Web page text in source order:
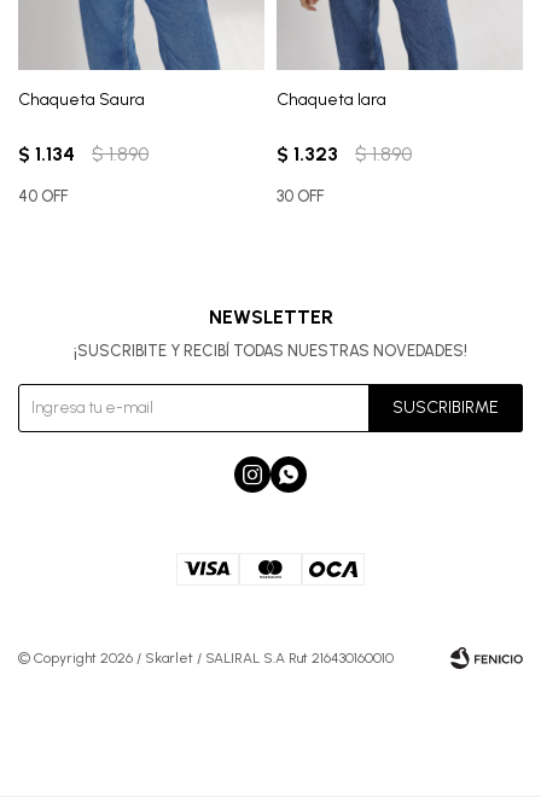
Chaqueta Saura
$ 1.134 $ 1.890
40 OFF
Chaqueta Iara
$ 1.323 $ 1.890
30 OFF
NEWSLETTER
¡SUSCRIBITE Y RECIBÍ TODAS NUESTRAS NOVEDADES!
SUSCRIBIRME
 
© Copyright 2026 / Skarlet / SALIRAL S.A Rut 216430160010